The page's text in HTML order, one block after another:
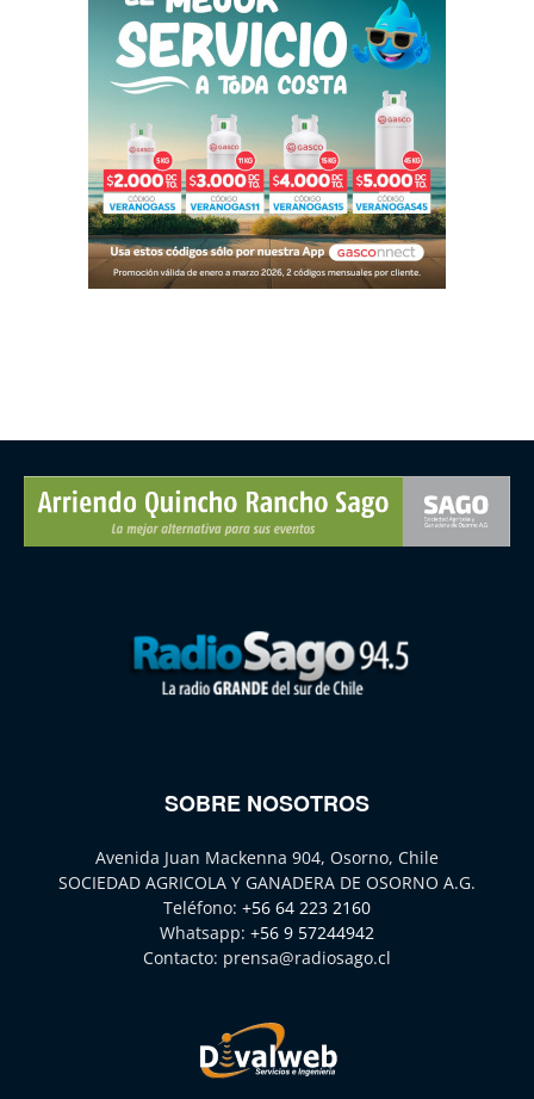
SOBRE NOSOTROS
Avenida Juan Mackenna 904, Osorno, Chile
SOCIEDAD AGRICOLA Y GANADERA DE OSORNO A.G.
Teléfono: +56 64 223 2160
Whatsapp: +56 9 57244942
Contacto: prensa@radiosago.cl